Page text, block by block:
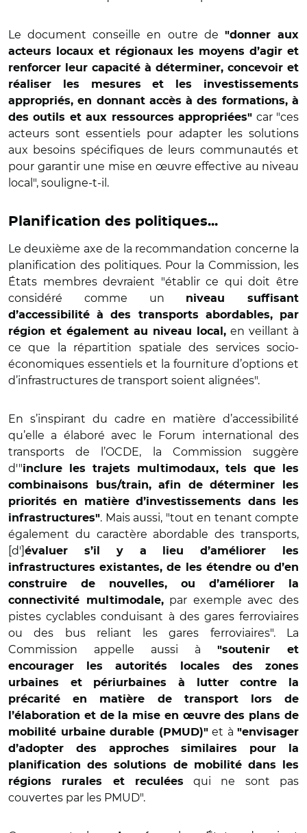
Le document conseille en outre de
"donner aux
acteurs locaux et régionaux les moyens d’agir et
renforcer leur capacité à déterminer, concevoir et
réaliser les mesures et les investissements
appropriés, en donnant accès à des formations, à
des outils et aux ressources appropriées" car "ces
acteurs sont essentiels pour adapter les solutions
aux besoins spécifiques de leurs communautés et
pour garantir une mise en œuvre effective au niveau
local", souligne-t-il.
Planification des politiques...
Le deuxième axe de la recommandation concerne la
planification des politiques. Pour la Commission, les
États membres devraient "établir ce qui doit être
considéré comme un
niveau suffisant
d’accessibilité à des transports abordables, par
région et également au niveau local, en veillant à
ce que la répartition spatiale des services socio-
économiques essentiels et la fourniture d’options et
d’infrastructures de transport soient alignées".
En s’inspirant du cadre en matière d’accessibilité
qu’elle a élaboré avec le Forum international des
transports de l’OCDE, la Commission suggère
d'"inclure les trajets multimodaux, tels que les
combinaisons bus/train, afin de déterminer les
priorités en matière d’investissements dans les
infrastructures". Mais aussi, "tout en tenant compte
également du caractère abordable des transports,
[d']évaluer s’il y a lieu d’améliorer les
infrastructures existantes, de les étendre ou d’en
construire de nouvelles, ou d’améliorer la
connectivité multimodale,par exemple avec des
pistes cyclables conduisant à des gares ferroviaires
ou des bus reliant les gares ferroviaires". La
Commission appelle aussi à "soutenir et
encourager les autorités locales des zones
urbaines et périurbaines à lutter contre la
précarité en matière de transport lors de
l’élaboration et de la mise en œuvre des plans de
mobilité urbaine durable (PMUD)"et à "envisager
d’adopter des approches similaires pour la
planification des solutions de mobilité dans les
régions rurales et reculées
qui ne sont pas
couvertes par les PMUD".